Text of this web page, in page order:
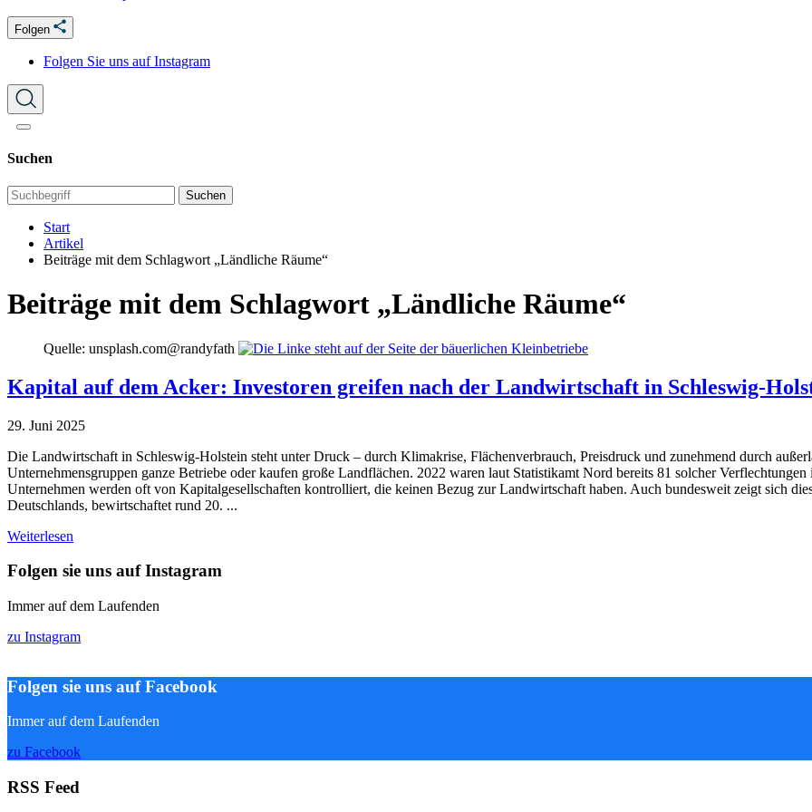
Folgen
Folgen Sie uns auf Instagram
Suchen
Suchen
Start
Artikel
Beiträge mit dem Schlagwort „Ländliche Räume“
Beiträge mit dem Schlagwort „Ländliche Räume“
Quelle: unsplash.com@randyfath
Kapital auf dem Acker: Investoren greifen nach der Landwirtschaft in Schleswig-
29. Juni 2025
Die Landwirtschaft in Schleswig-Holstein steht unter Druck – durch Klimakrise, Flächenverbrauch, Preisdruck und zunehmend durch
Unternehmensgruppen ganze Betriebe oder kaufen große Landflächen. 2022 waren laut Statistikamt Nord bereits 81 solcher
Unternehmen werden oft von Kapitalgesellschaften kontrolliert, die keinen Bezug zur Landwirtschaft haben. Auch bundesweit zeigt sich
Deutschlands, bewirtschaftet rund 20. ...
Weiterlesen
Folgen sie uns auf Instagram
Immer auf dem Laufenden
zu Instagram
Folgen sie uns auf Facebook
Immer auf dem Laufenden
zu Facebook
RSS Feed